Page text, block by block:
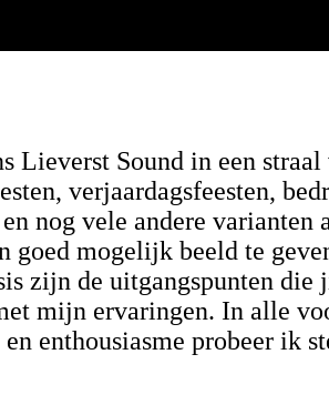
Lieverst Sound in een
verjaardagsfeesten,
nog vele andere varianten
mogelijk beeld te
zijn de uitgangspunten
mijn ervaringen. In alle
enthousiasme probeer ik